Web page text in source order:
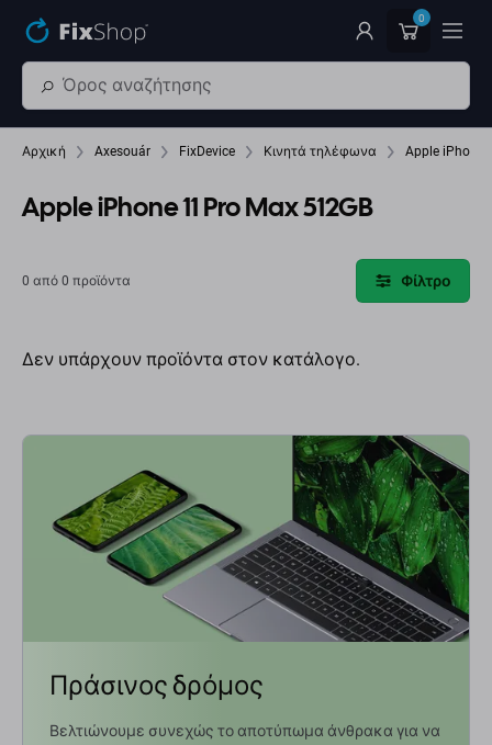
0
Αρχική Axesouár FixDevice Κινητά τηλέφωνα Apple iPhone
Apple iPhone 11 Pro Max 512GB
0 από 0 προϊόντα Φίλτρο
Δεν υπάρχουν προϊόντα στον κατάλογο.
Πράσινος δρόμος
Βελτιώνουμε συνεχώς το αποτύπωμα άνθρακα για να